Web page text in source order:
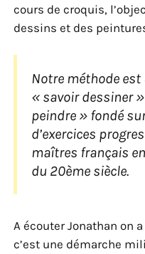
cours de croquis,
dessins et des
Notre méthode
« savoir dessiner
peindre » fondé
d’exercices
maîtres français
du 20ème siècle.
A écouter Jonathan on
c’est une démarche